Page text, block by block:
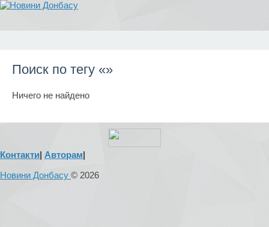
Поиск по тегу «»
Ничего не найдено
Контакти| Авторам|
Новини Донбасу © 2026